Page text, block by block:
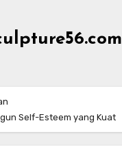
Self-Esteem yang Kuat